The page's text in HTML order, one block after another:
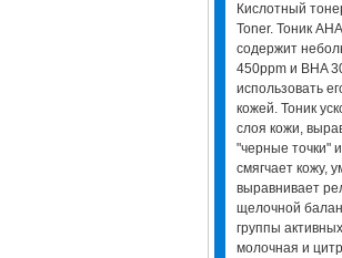
Кислотный
Toner. Тоник
содержит
450ppm и BHA
использовать
кожей. Тоник
слоя кожи,
"черные точки"
смягчает кожу,
выравнивает
щелочной
группы
молочная и